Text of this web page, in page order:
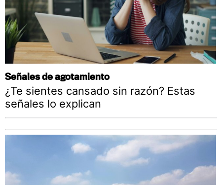
Señales de agotamiento
¿Te sientes cansado sin razón? Estas
señales lo explican